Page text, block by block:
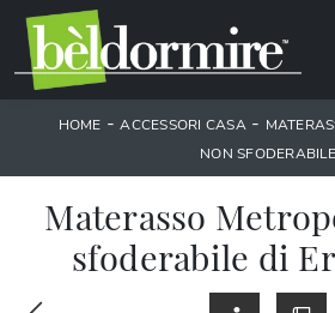
HOME -ACCESSORI CASA-
NON SFODERABILE
Materasso
sfoderabile di